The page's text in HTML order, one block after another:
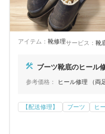
アイテム： 靴修理サービス： 靴
ブーツ靴底のヒール
参考価格： ヒール修理 （両
【配送修理】 ブーツ ヒ